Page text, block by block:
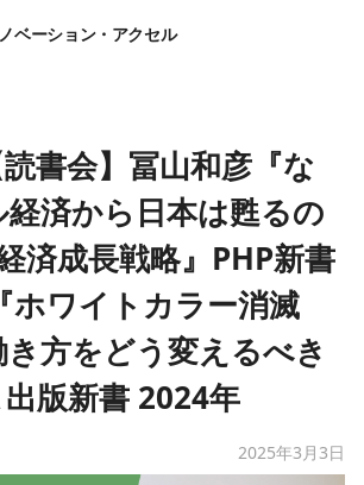
ベーション・アクセル
書会】冨山和彦『な
済から日本は甦るの
済成長戦略』PHP新書
ホワイトカラー消滅
方をどう変えるべき
版新書 2024年
2025年3月3日